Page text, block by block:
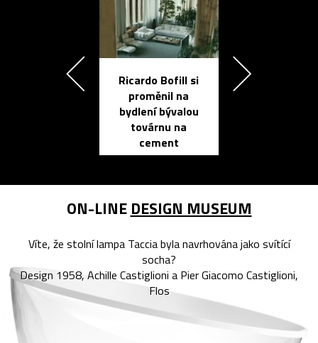
Ricardo Bofill si
proměnil na
bydlení bývalou
továrnu na
cement
ON-LINE DESIGN MUSEUM
Víte, že stolní lampa Taccia byla navrhována jako svítící
socha?
Design 1958, Achille Castiglioni a Pier Giacomo Castiglioni,
Flos